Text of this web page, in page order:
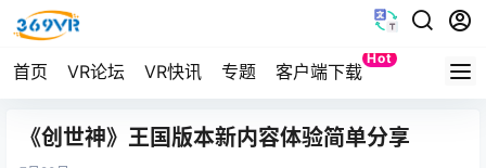
首页 VR论坛 VR快讯 专题 客户端下载
Hot
Quest
《创世神》王国版本新内容体验简单分享